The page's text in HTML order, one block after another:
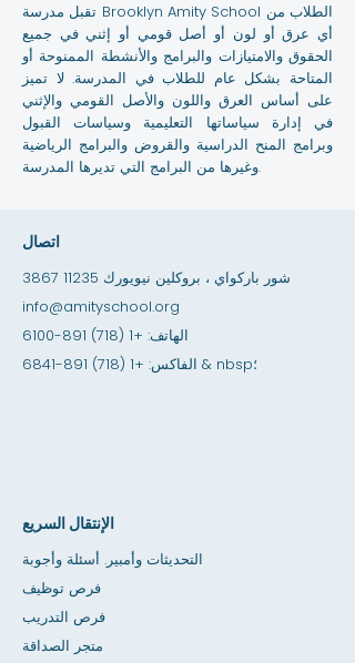
تقبل مدرسة Brooklyn Amity School الطلاب من
أي عرق أو لون أو أصل قومي أو إثني في جميع
الحقوق والامتيازات والبرامج والأنشطة الممنوحة أو
المتاحة بشكل عام للطلاب في المدرسة. لا تميز
على أساس العرق واللون والأصل القومي والإثني
في إدارة سياساتها التعليمية وسياسات القبول
وبرامج المنح الدراسية والقروض والبرامج الرياضية
وغيرها من البرامج التي تديرها المدرسة.
اتصال
3867 شور باركواي ، بروكلين نيويورك 11235
info@amityschool.org
الهاتف: +1 (718) 891-6100
الفاكس: +1 (718) 891-6841 & nbsp؛
الإنتقال السريع
التحديثات وأمبير. أسئلة وأجوبة
فرص توظيف
فرص التدريب
متجر الصداقة